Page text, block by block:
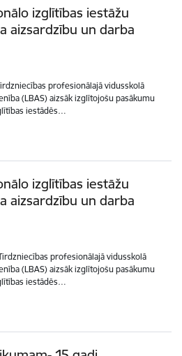
izglītības iestāžu
aizsardzību un darba
profesionālajā vidusskolā
(LBAS) aizsāk izglītojošu pasākumu
iestādēs…
izglītības iestāžu
aizsardzību un darba
profesionālajā vidusskolā
(LBAS) aizsāk izglītojošu pasākumu
iestādēs…